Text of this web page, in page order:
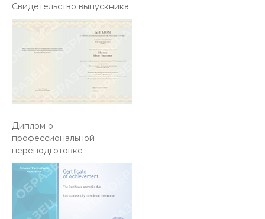
Свидетельство выпускника
Диплом о
профессиональной
переподготовке